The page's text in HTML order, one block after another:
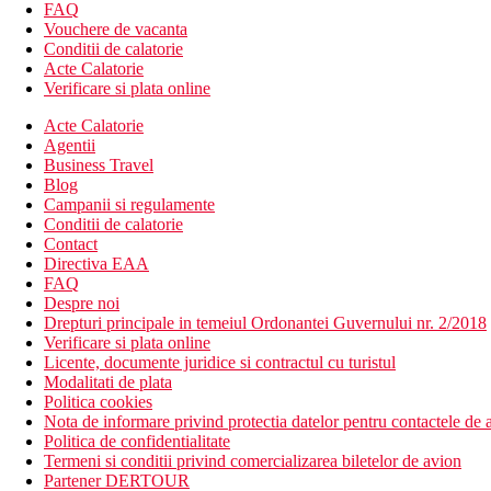
Camera de familie, vedere la gradina: 2 camere separate si zona
Descrierea hotelului
hol de intrare cu receptie
restaurantul principal
bar langa piscina
Wi-Fi la receptie (gratuit)
piscina cu sectiune pentru copii (sezlonguri si umbrele
minimarket
Descrierea plajei
plaja lunga si larga de nisip (sezlonguri si umbrele contra
Activitati sportive contra cost
masaje
sporturi acvatice pe plaja (furnizate de o terta parte)
biliard
inchiriere de biciclete
cel mai mare parc acvatic al insulei (aprox. 2 km)
parc de distractii pentru copii (5 min. de mers pe jos)
Activitati sportive gratuite
loc de joaca
FAQ
Vouchere de vacanta
Conditii de calatorie
Acte Calatorie
Verificare si plata online
Acte Calatorie
Agentii
Business Travel
Blog
Campanii si regulamente
Conditii de calatorie
Contact
Directiva EAA
FAQ
Despre noi
Drepturi principale in temeiul Ordonantei Guvernului nr. 2/2018
Verificare si plata online
Licente, documente juridice si contractul cu turistul
Modalitati de plata
Politica cookies
Nota de informare privind protectia datelor pentru contactele de
Politica de confidentialitate
Termeni si conditii privind comercializarea biletelor de avion
Partener DERTOUR